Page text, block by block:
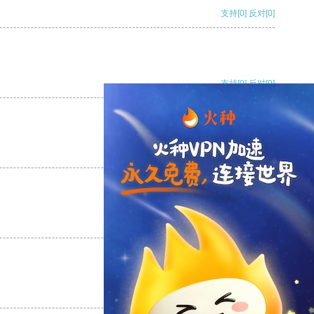
支持[0] 反对[0]
支持[0] 反对[0]
支持[0] 反对
支持
支持 反对 [0]